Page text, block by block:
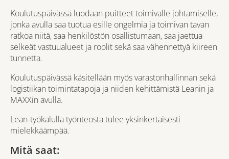
Koulutuspäivässä luodaan puitteet toimivalle johtamiselle,
jonka avulla saa tuotua esille ongelmia ja toimivan tavan
ratkoa niitä, saa henkilöstön osallistumaan, saa jaettua
selkeät vastuualueet ja roolit sekä saa vähennettyä kiireen
tunnetta.
Koulutuspäivässä käsitellään myös varastonhallinnan sekä
logistiikan toimintatapoja ja niiden kehittämistä Leanin ja
MAXXin avulla.
Lean-työkalulla työnteosta tulee yksinkertaisesti
mielekkäämpää.
Mitä saat: